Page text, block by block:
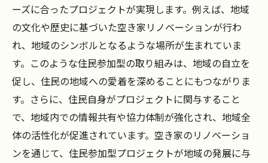
地域特性を活かした空き家プロジェクト
空き家がもたらす経済的インパクト
行政と住民が協力する地域活性化モデル
空き家を活用した地域の未来展望
愛知県の空き家活用モデルから学ぶ
空き家を地域の力に愛知県碧南市と日進市の活
動に迫る
空き家を通じた地域再生の具体策
ーズに合ったプロジェクトが実現します。例えば、地域
の文化や歴史に基づいた空き家リノベーションが行わ
れ、地域のシンボルとなるような場所が生まれていま
す。このような住民参加型の取り組みは、地域の自立を
促し、住民の地域への愛着を深めることにもつながりま
す。さらに、住民自身がプロジェクトに関与すること
で、地域内での情報共有や協力体制が強化され、地域全
体の活性化が促進されています。空き家のリノベーショ
ンを通じて、住民参加型プロジェクトが地域の発展に与